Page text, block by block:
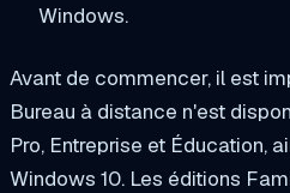
Windows.
Avant de commencer, il est
Bureau à distance n'est
Pro, Entreprise et Éducation,
Windows 10. Les éditions